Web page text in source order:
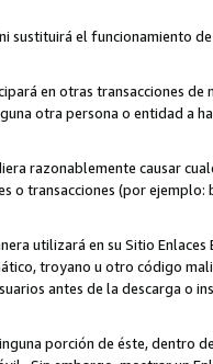
sustituirá el funcionamiento
en otras transacciones
otra persona o entidad a
razonablemente causar
o transacciones (por
utilizará en su Sitio
troyano u otro código
antes de la descarga
porción de éste,